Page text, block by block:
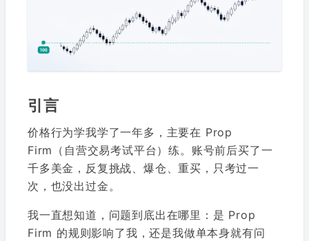
引言
价格行为学我学了一年多，主要在 Prop
Firm（自营交易考试平台）练。账号前后买了一
千多美金，反复挑战、爆仓、重买，只考过一
次，也没出过金。
我一直想知道，问题到底出在哪里：是 Prop
Firm 的规则影响了我，还是我做单本身就有问